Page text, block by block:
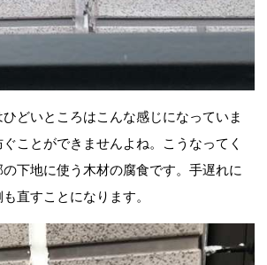
どいところはこんな感じになっていま
ことができませんよね。こうなってく
下地に使う木材の腐食です。手遅れに
直すことになります。